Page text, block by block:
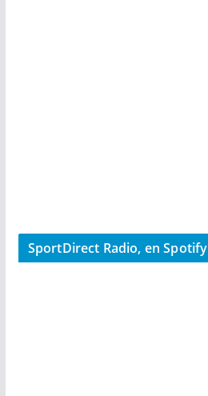
SportDirect Radio, en Spotify